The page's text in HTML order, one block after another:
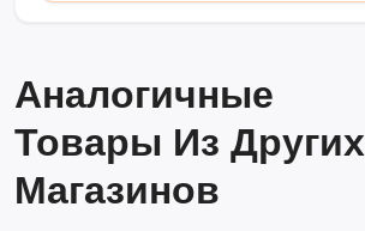
Аналогичные
Товары Из Других
Магазинов